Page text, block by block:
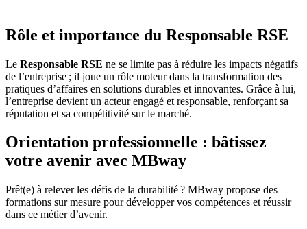
Rôle et importance du Responsable RSE
Le Responsable RSE ne se limite pas à réduire les impacts négatifs
de l’entreprise ; il joue un rôle moteur dans la transformation des
pratiques d’affaires en solutions durables et innovantes. Grâce à lui,
l’entreprise devient un acteur engagé et responsable, renforçant sa
réputation et sa compétitivité sur le marché.
Orientation professionnelle : bâtissez
votre avenir avec MBway
Prêt(e) à relever les défis de la durabilité ? MBway propose des
formations sur mesure pour développer vos compétences et réussir
dans ce métier d’avenir.